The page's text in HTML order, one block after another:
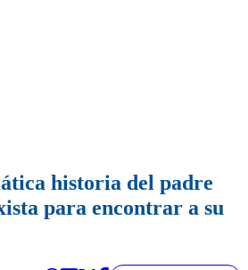
historia del padre
para encontrar a su